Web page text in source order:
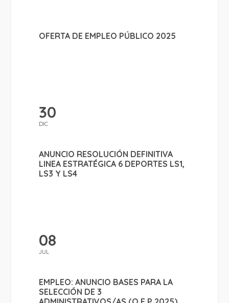
OFERTA DE EMPLEO PÚBLICO 2025
30
DIC
ANUNCIO RESOLUCIÓN DEFINITIVA
LINEA ESTRATÉGICA 6 DEPORTES LS1,
LS3 Y LS4
08
JUL
EMPLEO: ANUNCIO BASES PARA LA
SELECCIÓN DE 3